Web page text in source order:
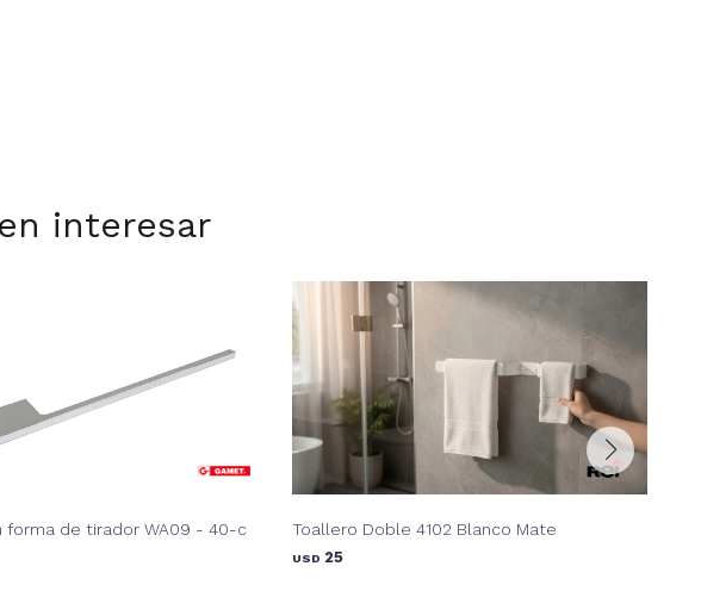
interesar
forma de tirador WA09 - 40-c Toallero Doble 4102 Blanco Mate
USD 25